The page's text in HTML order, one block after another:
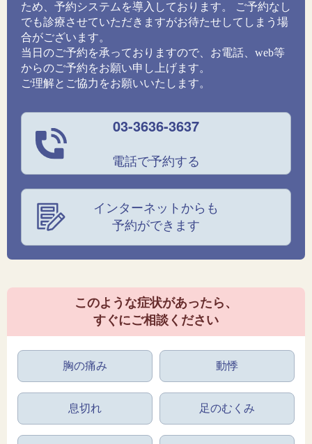
ため、予約システムを導入しております。 ご予約なし
でも診療させていただきますがお待たせしてしまう場
合がございます。
当日のご予約を承っておりますので、お電話、web等
からのご予約をお願い申し上げます。
ご理解とご協力をお願いいたします。
03-3636-3637
電話で予約する
インターネットからも
予約ができます
このような症状があったら、
すぐにご相談ください
胸の痛み 動悸
息切れ 足のむくみ